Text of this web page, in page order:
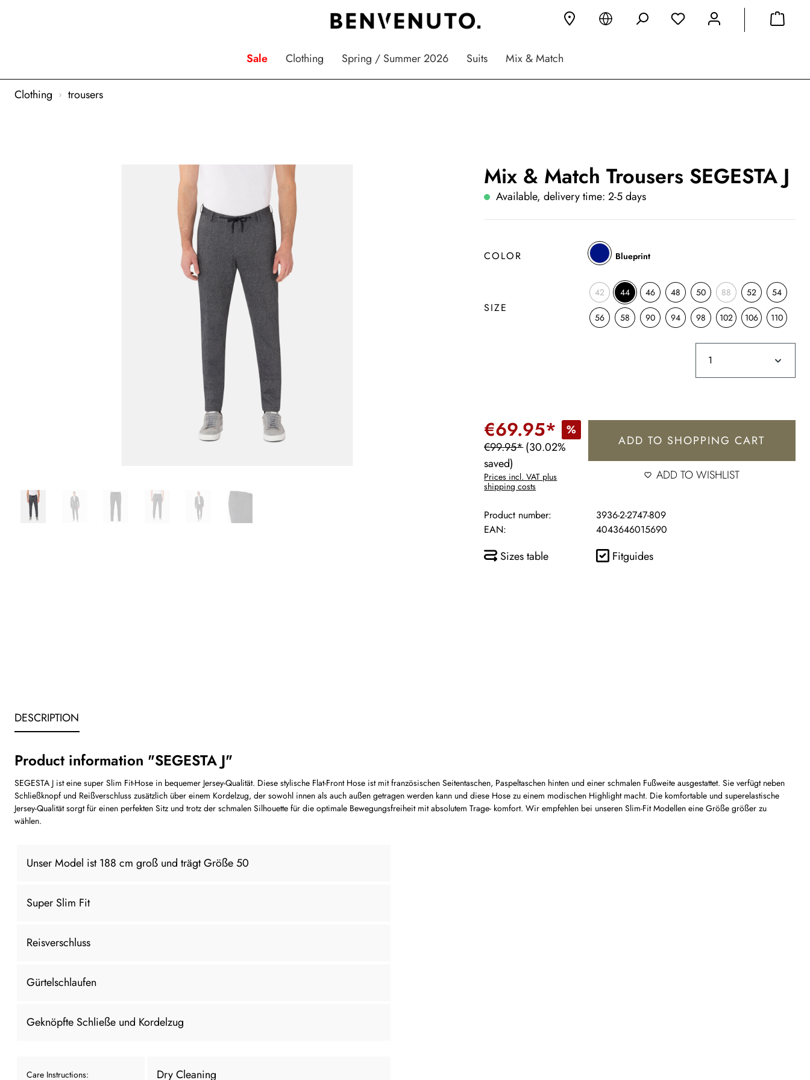
Sale Clothing Spring / Summer 2026 Suits Mix & Match
Clothing trousers
Mix & Match Trousers SEGESTA J
Available, delivery time: 2-5 days
COLOR Blueprint
SIZE
42 44 46 48 50 88 52 54
56 58 90 94 98 102 106 110
€69.95*
%
€99.95*(30.02%
saved)
Prices incl. VAT plus
shipping costs
ADD TO SHOPPING CART
ADD TO WISHLIST
Product number:
3936-2-2747-809
EAN:
4043646015690
Sizes table Fitguides
DESCRIPTION
Product information "SEGESTA J"
SEGESTA J ist eine super Slim Fit-Hose in bequemer Jersey-Qualität. Diese stylische Flat-Front Hose ist mit französischen Seitentaschen, Paspeltaschen hinten und einer schmalen Fußweite ausgestattet. Sie verfügt neben
Schließknopf und Reißverschluss zusätzlich über einem Kordelzug, der sowohl innen als auch außen getragen werden kann und diese Hose zu einem modischen Highlight macht. Die komfortable und superelastische
Jersey-Qualität sorgt für einen perfekten Sitz und trotz der schmalen Silhouette für die optimale Bewegungsfreiheit mit absolutem Trage- komfort. Wir empfehlen bei unseren Slim-Fit Modellen eine Größe größer zu
wählen.
Unser Model ist 188 cm groß und trägt Größe 50
Super Slim Fit
Reisverschluss
Gürtelschlaufen
Geknöpfte Schließe und Kordelzug
Care Instructions: Dry Cleaning